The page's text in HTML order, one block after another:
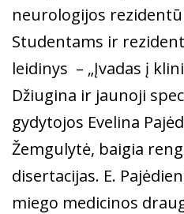
neurologijos
Studentams ir
leidinys – „Įvadas į
Džiugina ir jaunoji
gydytojos Evelina
Žemgulytė, baigia
disertacijas. E.
miego medicinos